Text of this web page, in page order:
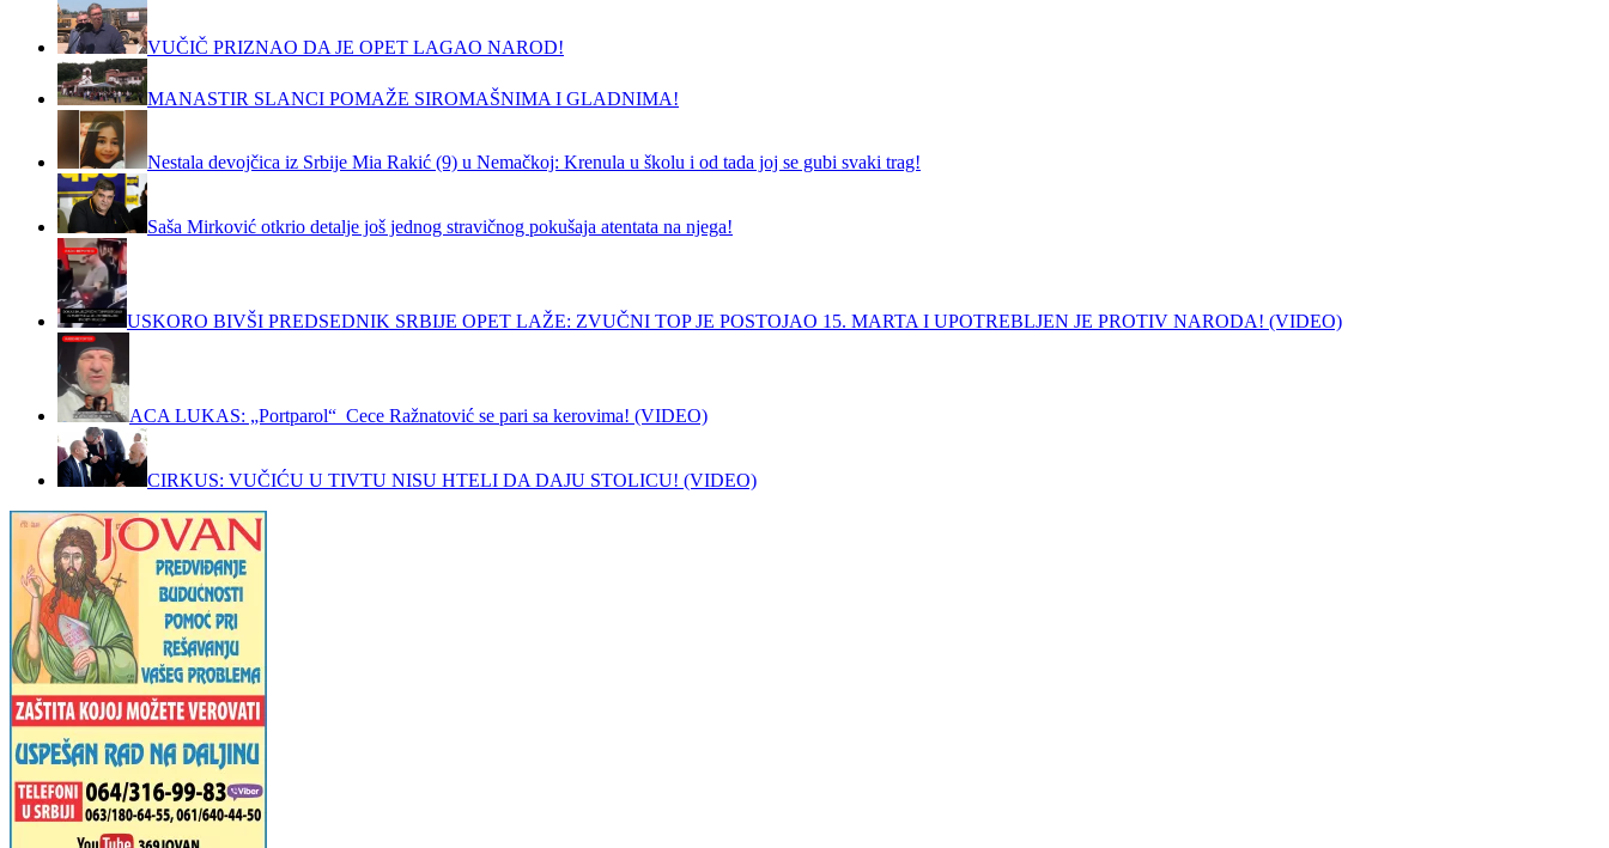
VUČIČ PRIZNAO DA JE OPET LAGAO NAROD!
MANASTIR SLANCI POMAŽE SIROMAŠNIMA I GLADNIMA!
Nestala devojčica iz Srbije Mia Rakić (9) u Nemačkoj: Krenula u školu i od tada joj se gubi svaki trag!
Saša Mirković otkrio detalje još jednog stravičnog pokušaja atentata na njega!
USKORO BIVŠI PREDSEDNIK SRBIJE OPET LAŽE: ZVUČNI TOP JE POSTOJAO 15. MARTA I UPOTREBLJEN JE PROTIV NARODA! (VIDEO)
ACA LUKAS: „Portparol“ Cece Ražnatović se pari sa kerovima! (VIDEO)
CIRKUS: VUČIĆU U TIVTU NISU HTELI DA DAJU STOLICU! (VIDEO)